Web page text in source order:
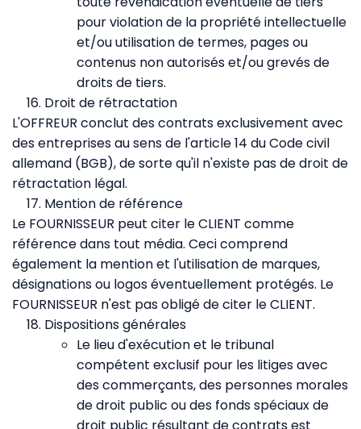
pour violation de la propriété intellectuelle
et/ou utilisation de termes, pages ou
contenus non autorisés et/ou grevés de
droits de tiers.
Droit de rétractation
L'OFFREUR conclut des contrats exclusivement avec
des entreprises au sens de l'article 14 du Code civil
allemand (BGB), de sorte qu'il n'existe pas de droit de
rétractation légal.
Mention de référence
Le FOURNISSEUR peut citer le CLIENT comme
référence dans tout média. Ceci comprend
également la mention et l'utilisation de marques,
désignations ou logos éventuellement protégés. Le
FOURNISSEUR n'est pas obligé de citer le CLIENT.
Dispositions générales
Le lieu d'exécution et le tribunal
compétent exclusif pour les litiges avec
des commerçants, des personnes morales
de droit public ou des fonds spéciaux de